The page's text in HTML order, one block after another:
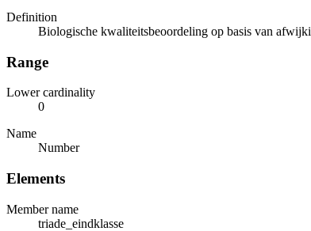
Definition
Biologische kwaliteitsbeoordeling op basis van
Range
Lower cardinality
0
Name
Number
Elements
Member name
triade_eindklasse